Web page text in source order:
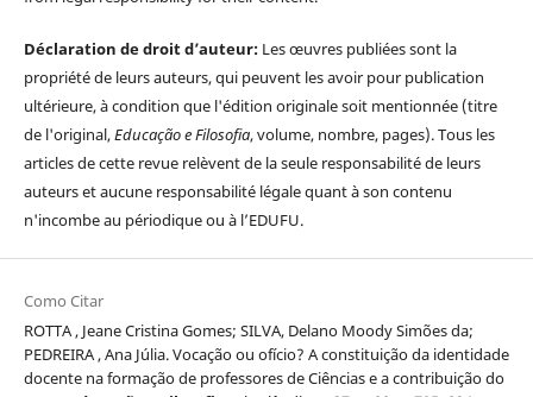
Déclaration de droit d’auteur: Les œuvres publiées sont la
propriété de leurs auteurs, qui peuvent les avoir pour publication
ultérieure, à condition que l'édition originale soit mentionnée (titre
de l'original,Educação e Filosofia, volume, nombre, pages). Tous les
articles de cette revue relèvent de la seule responsabilité de leurs
auteurs et aucune responsabilité légale quant à son contenu
n'incombe au périodique ou à l’EDUFU.
Como Citar
ROTTA , Jeane Cristina Gomes; SILVA, Delano Moody Simões da;
PEDREIRA , Ana Júlia. Vocação ou ofício? A constituição da identidade
docente na formação de professores de Ciências e a contribuição do